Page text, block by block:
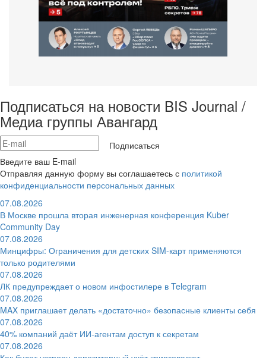
Подписаться на новости BIS Journal /
Медиа группы Авангард
Подписаться
Введите ваш E-mail
Отправляя данную форму вы соглашаетесь с политикой
конфиденциальности персональных данных
07.08.2026
В Москве прошла вторая инженерная конференция Kuber
Community Day
07.08.2026
Минцифры: Ограничения для детских SIM-карт применяются
только родителями
07.08.2026
ЛК предупреждает о новом инфостилере в Telegram
07.08.2026
MAX приглашает делать «достаточно» безопасные клиенты себя
07.08.2026
40% компаний даёт ИИ‑агентам доступ к секретам
07.08.2026